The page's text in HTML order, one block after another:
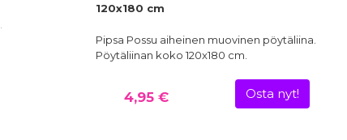
120x180 cm
Pipsa Possu aiheinen muovinen pöytäliina.
Pöytäliinan koko 120x180 cm.
4,95 € Osta nyt!